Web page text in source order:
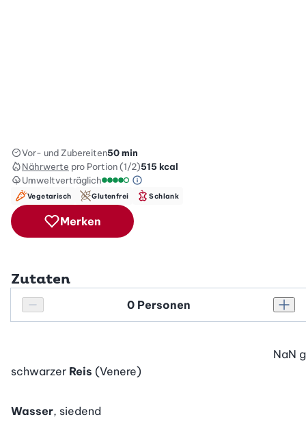
Vor- und Zubereiten50 min
Nährwerte pro Portion (1/2)515 kcal
Umweltverträglich
Umweltverträglichkeitsskala: 4 von 5
Green Betty Skala Info
Vegetarisch Glutenfrei Schlank
Merken
Zutaten
Personenanzahl verringern
Personenanzahl
schwarzer Reis (Venere)
NaN g
Wasser, siedend